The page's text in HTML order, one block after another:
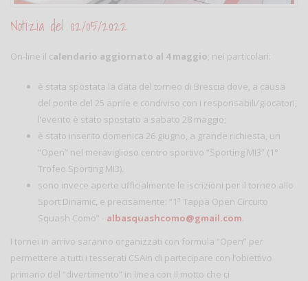
Notizia del 02/05/2022
On-line il calendario aggiornato al 4 maggio; nei particolari:
è stata spostata la data del torneo di Brescia dove, a causa
del ponte del 25 aprile e condiviso con i responsabili/giocatori,
l’evento è stato spostato a sabato 28 maggio;
è stato inserito domenica 26 giugno, a grande richiesta, un
“Open” nel meraviglioso centro sportivo “Sporting MI3” (1°
Trofeo Sporting MI3).
sono invece aperte ufficialmente le iscrizioni per il torneo allo
Sport Dinamic, e precisamente: “1ª Tappa Open Circuito
Squash Como” - albasquashcomo@gmail.com.
I tornei in arrivo saranno organizzati con formula “Open” per
permettere a tutti i tesserati CSAIn di partecipare con l’obiettivo
primario del “divertimento” in linea con il motto che ci